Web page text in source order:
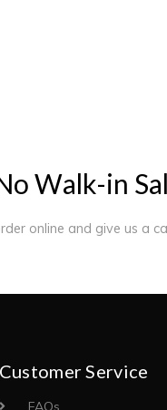
oWalk-in Sal
online and give us a
Customer Service
FAQs